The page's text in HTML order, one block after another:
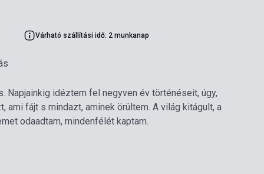
Várható szállítási idő: 2 munkanap
Napjainkig idéztem fel negyven év történéseit, úgy,
ami fájt s mindazt, aminek örültem. A világ kitágult, a
odaadtam, mindenfélét kaptam.